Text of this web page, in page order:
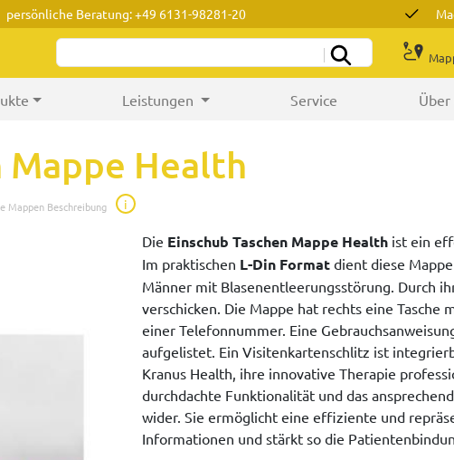
persönliche Beratung: +49 6131-98281-20
Leistungen Service Über
Mappe Health
Mappen Beschreibung i
Die Einschub Taschen Mappe Health ist ein
Im praktischen L-Din Format dient diese
Männer mit Blasenentleerungsstörung. Durch
verschicken. Die Mappe hat rechts eine Tasche
einer Telefonnummer. Eine
aufgelistet. Ein Visitenkartenschlitz ist
Kranus Health, ihre innovative Therapie
durchdachte Funktionalität und das
wider. Sie ermöglicht eine effiziente und
Informationen und stärkt so die